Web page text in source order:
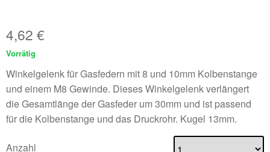
FAQ
4,62 €
Vorrätig
Winkelgelenk für Gasfedern mit 8 und 10mm Kolbenstange
und einem M8 Gewinde. Dieses Winkelgelenk verlängert
die Gesamtlänge der Gasfeder um 30mm und ist passend
für die Kolbenstange und das Druckrohr. Kugel 13mm.
Anzahl